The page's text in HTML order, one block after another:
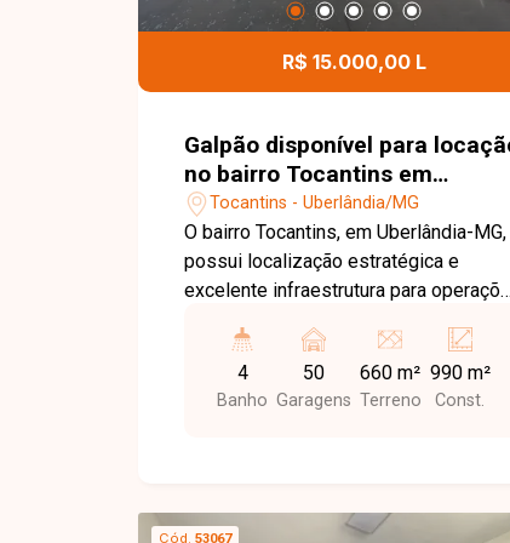
R$ 15.000,00 L
Galpão disponível para
no bairro Tocantins em
Uberlândia-MG
Tocantins - Uberlândia/MG
O bairro Tocantins, em Uberlândia-MG,
possui localização estratégica e
excelente infraestrutura para operações
acesso à BR-365 e às principais vias
da cidade. A região é ideal para
empresas que necessitam de agilidade
composto por 03 pavimentos com
4
Banho
50
Garagens
660 m²
Terreno
990 m²
Const.
Cód. 53067